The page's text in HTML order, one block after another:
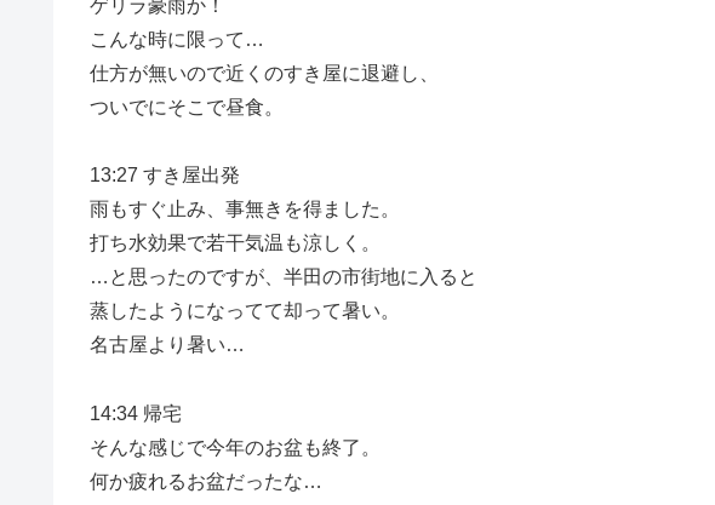
ゲリラ豪雨か！
こんな時に限って…
仕方が無いので近くのすき屋に退避し、
ついでにそこで昼食。
13:27 すき屋出発
雨もすぐ止み、事無きを得ました。
打ち水効果で若干気温も涼しく。
…と思ったのですが、半田の市街地に入ると
蒸したようになってて却って暑い。
名古屋より暑い…
14:34 帰宅
そんな感じで今年のお盆も終了。
何か疲れるお盆だったな…